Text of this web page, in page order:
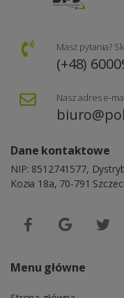
Masz pytania?
(+48)
Nasz adres e-
Dane kontaktowe
NIP: 8512741577,
Kozia 18a, 70-791
Menu główne